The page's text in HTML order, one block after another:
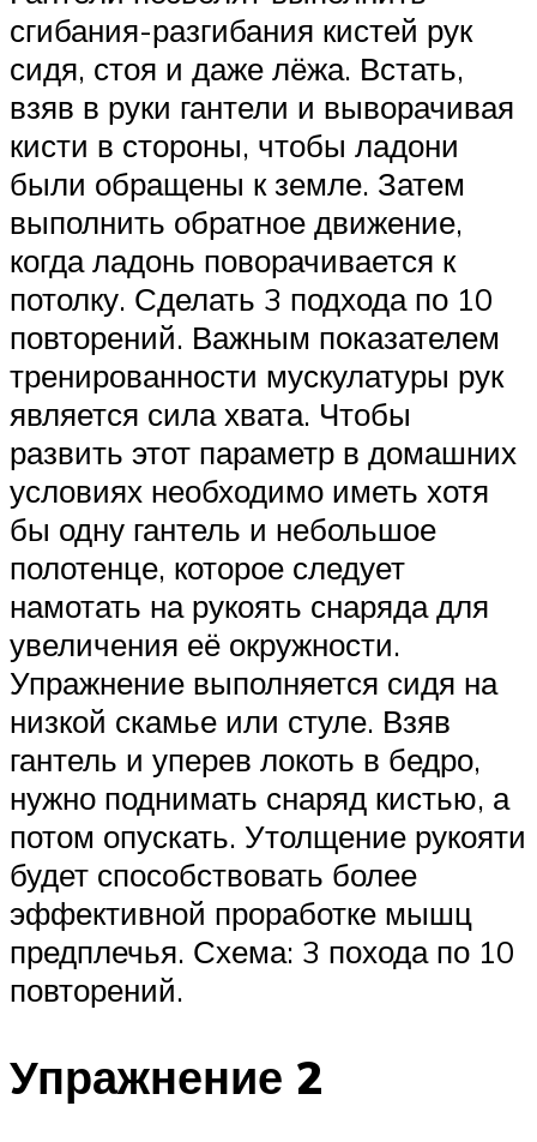
сгибания-разгибания кистей рук
сидя, стоя и даже лёжа. Встать,
взяв в руки гантели и выворачивая
кисти в стороны, чтобы ладони
были обращены к земле. Затем
выполнить обратное движение,
когда ладонь поворачивается к
потолку. Сделать 3 подхода по 10
повторений. Важным показателем
тренированности мускулатуры рук
является сила хвата. Чтобы
развить этот параметр в домашних
условиях необходимо иметь хотя
бы одну гантель и небольшое
полотенце, которое следует
намотать на рукоять снаряда для
увеличения её окружности.
Упражнение выполняется сидя на
низкой скамье или стуле. Взяв
гантель и уперев локоть в бедро,
нужно поднимать снаряд кистью, а
потом опускать. Утолщение рукояти
будет способствовать более
эффективной проработке мышц
предплечья. Схема: 3 похода по 10
повторений.
Упражнение 2